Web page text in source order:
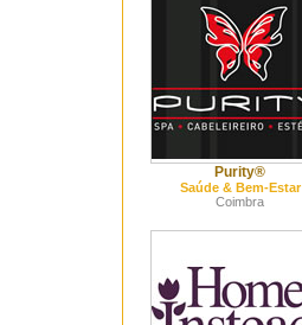
Purity®
Saúde & Bem-Estar
Coimbra